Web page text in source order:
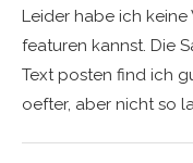
Leider habe ich
featuren kannst. Die
Text posten find ich
oefter, aber nicht so